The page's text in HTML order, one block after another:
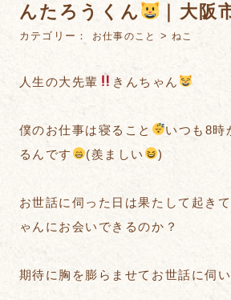
んたろうくん
｜大阪
カテゴリー： お仕事のこと >ねこ
人生の大先輩 きんちゃん
僕のお仕事は寝ること
いつも8時
るんです
(羨ましい )
お世話に伺った日は果たして起き
ゃんにお会いできるのか？
期待に胸を膨らませてお世話に伺